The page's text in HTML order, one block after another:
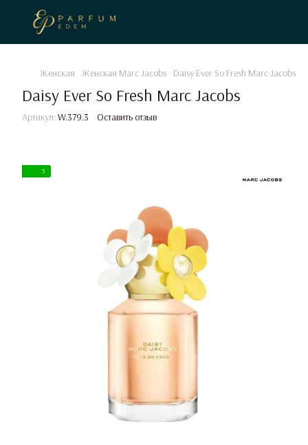
Женская Женская Marc Jacobs Daisy Ever So Fresh Marc Jacobs
Daisy Ever So Fresh Marc Jacobs
Артикул: W.379.3 Оставить отзыв
3